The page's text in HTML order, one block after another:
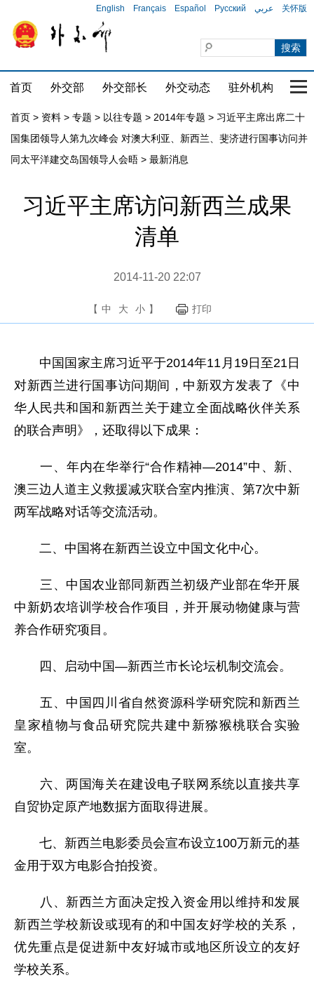
English Français Español Русский عربي 关怀版
首页 外交部 外交部长 外交动态 驻外机构 国
首页 > 资料 > 专题 > 以往专题 > 2014年专题 > 习近平主席出席二十
国集团领导人第九次峰会 对澳大利亚、新西兰、斐济进行国事访问并
同太平洋建交岛国领导人会晤 > 最新消息
习近平主席访问新西兰成果
清单
2014-11-20 22:07
【 中 大 小 】 打印
中国国家主席习近平于2014年11月19日至21日
对新西兰进行国事访问期间，中新双方发表了《中
华人民共和国和新西兰关于建立全面战略伙伴关系
的联合声明》，还取得以下成果：
一、年内在华举行“合作精神—2014”中、新、
澳三边人道主义救援减灾联合室内推演、第7次中新
两军战略对话等交流活动。
二、中国将在新西兰设立中国文化中心。
三、中国农业部同新西兰初级产业部在华开展
中新奶农培训学校合作项目，并开展动物健康与营
养合作研究项目。
四、启动中国—新西兰市长论坛机制交流会。
五、中国四川省自然资源科学研究院和新西兰
皇家植物与食品研究院共建中新猕猴桃联合实验
室。
六、两国海关在建设电子联网系统以直接共享
自贸协定原产地数据方面取得进展。
七、新西兰电影委员会宣布设立100万新元的基
金用于双方电影合拍投资。
八、新西兰方面决定投入资金用以维持和发展
新西兰学校新设或现有的和中国友好学校的关系，
优先重点是促进新中友好城市或地区所设立的友好
学校关系。